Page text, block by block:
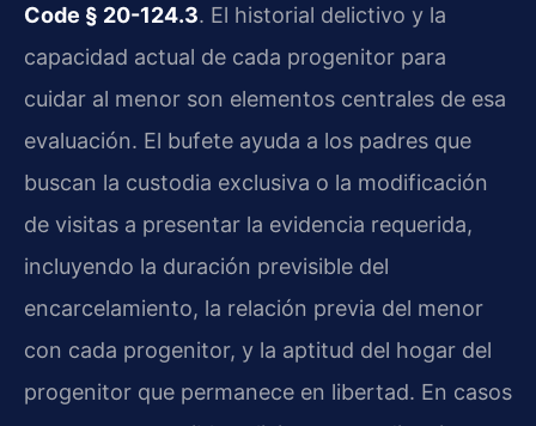
Code § 20-124.3. El historial delictivo y la
capacidad actual de cada progenitor para
cuidar al menor son elementos centrales de esa
evaluación. El bufete ayuda a los padres que
buscan la custodia exclusiva o la modificación
de visitas a presentar la evidencia requerida,
incluyendo la duración previsible del
encarcelamiento, la relación previa del menor
con cada progenitor, y la aptitud del hogar del
progenitor que permanece en libertad. En casos